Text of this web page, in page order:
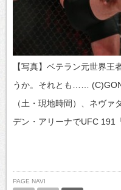
【写真】ベテラン元世界
うか。それとも……
（土・現地時間）、ネヴ
デン・アリーナでUFC 191
PAGE NAVI